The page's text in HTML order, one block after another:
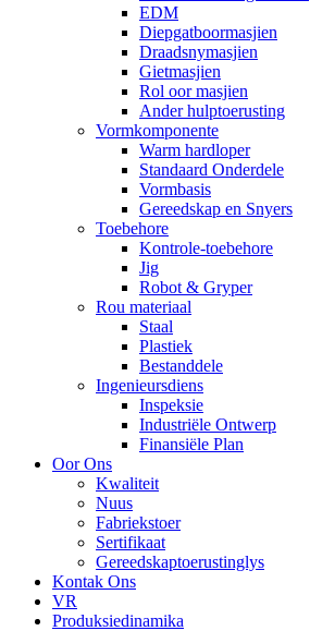
EDM
Diepgatboormasjien
Draadsnymasjien
Gietmasjien
Rol oor masjien
Ander hulptoerusting
Vormkomponente
Warm hardloper
Standaard Onderdele
Vormbasis
Gereedskap en Snyers
Toebehore
Kontrole-toebehore
Jig
Robot & Gryper
Rou materiaal
Staal
Plastiek
Bestanddele
Ingenieursdiens
Inspeksie
Industriële Ontwerp
Finansiële Plan
Oor Ons
Kwaliteit
Nuus
Fabriekstoer
Sertifikaat
Gereedskaptoerustinglys
Kontak Ons
VR
Produksiedinamika